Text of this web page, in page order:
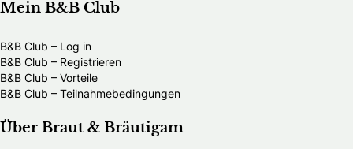
Mein B&B Club
B&B Club – Log in
B&B Club – Registrieren
B&B Club – Vorteile
B&B Club – Teilnahmebedingungen
Über Braut & Bräutigam